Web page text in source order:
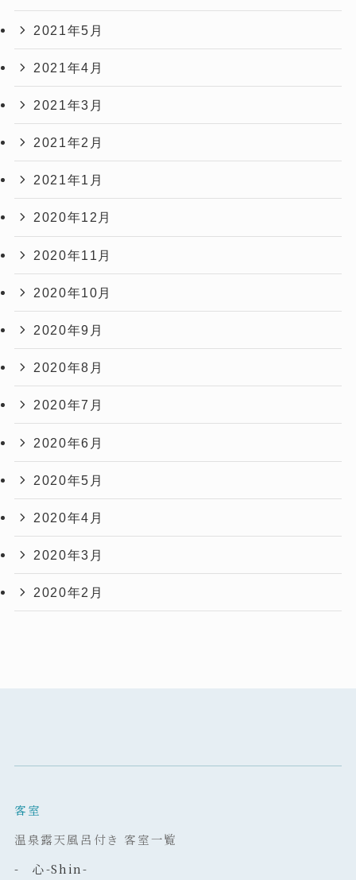
2021年5月
2021年4月
2021年3月
2021年2月
2021年1月
2020年12月
2020年11月
2020年10月
2020年9月
2020年8月
2020年7月
2020年6月
2020年5月
2020年4月
2020年3月
2020年2月
客室
温泉露天風呂付き 客室一覧
- 心-Shin-